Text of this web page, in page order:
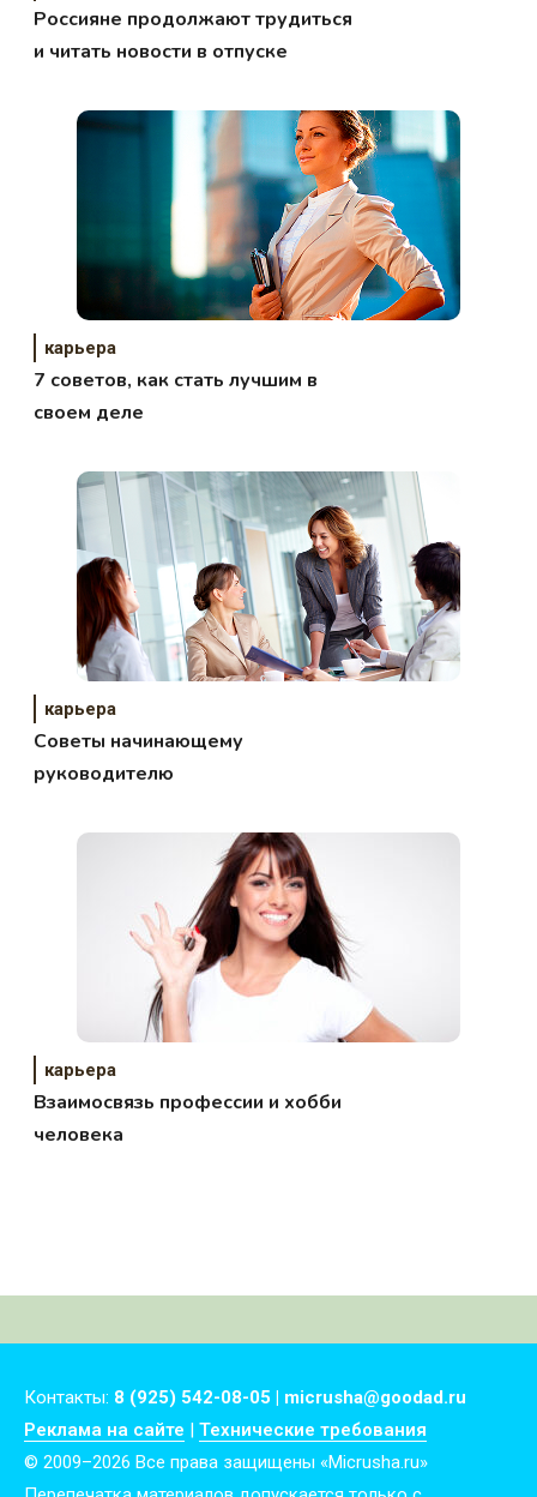
Россияне продолжают трудиться
и читать новости в отпуске
карьера
7 советов, как стать лучшим в
своем деле
карьера
Советы начинающему
руководителю
карьера
Взаимосвязь профессии и хобби
человека
Контакты: 8 (925) 542-08-05 | micrusha@goodad.ru
Реклама на сайте | Технические требования
© 2009–2026 Все права защищены «Micrusha.ru»